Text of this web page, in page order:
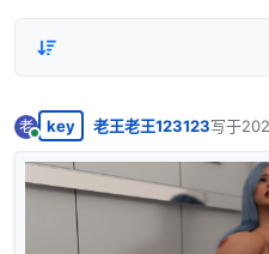
老
在线
key 老王老王123123写于
最后由